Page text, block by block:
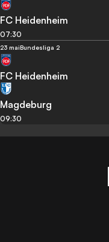
FC Heidenheim
07:30
23 maiBundesliga 2
FC Heidenheim
Magdeburg
09:30